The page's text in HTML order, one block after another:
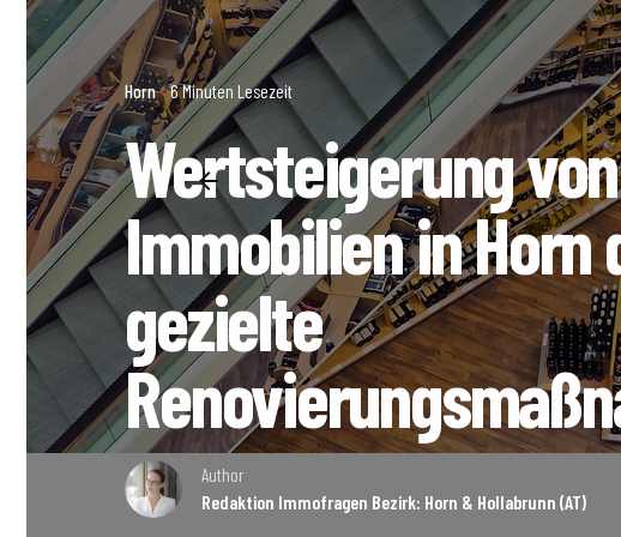
Horn 6 Minuten Lesezeit
Wertsteigerung von
Immobilien in Horn
gezielte
Author
Redaktion Immofragen Bezirk: Horn & Hollabrunn (AT)